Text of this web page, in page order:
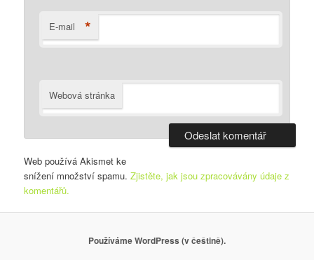
E-mail *
Webová stránka
Web používá Akismet ke
snížení množství spamu.Zjistěte, jak jsou zpracovávány údaje z
komentářů.
Používáme WordPress (v češtině).